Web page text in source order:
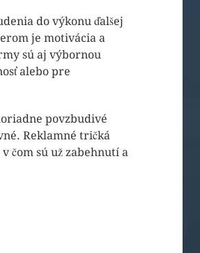
do výkonu ďalšej
je motivácia a
sú aj výbornou
alebo pre
povzbudivé
Reklamné tričká
čom sú už zabehnutí a